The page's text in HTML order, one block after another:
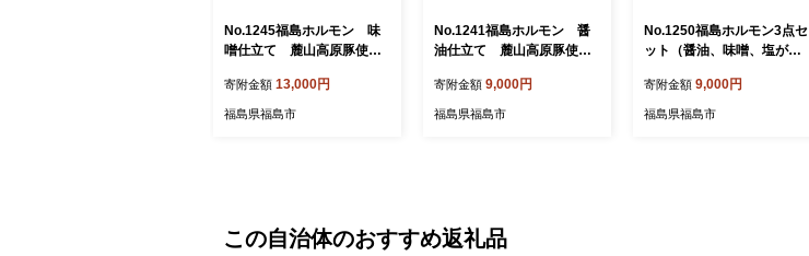
No.1245福島ホルモン 味
噌仕立て 麓山高原豚使
寄附金額 13,000円
福島県福島市
No.1241福島ホルモン 醤
油仕立て 麓山高原豚使
寄附金額 9,000円
福島県福島市
No.1250福島ホルモン3点セ
ット（醤油、味噌、塩が
パック、計3パック入】
寄附金額 9,000円
福島県福島市
この自治体のおすすめ返礼品